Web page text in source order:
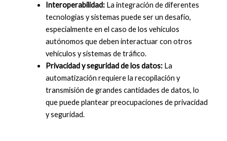
Interoperabilidad: La integración de diferentes
tecnologías y sistemas puede ser un desafío,
especialmente en el caso de los vehículos
autónomos que deben interactuar con otros
vehículos y sistemas de tráfico.
Privacidad y seguridad de los datos: La
automatización requiere la recopilación y
transmisión de grandes cantidades de datos, lo
que puede plantear preocupaciones de privacidad
y seguridad.